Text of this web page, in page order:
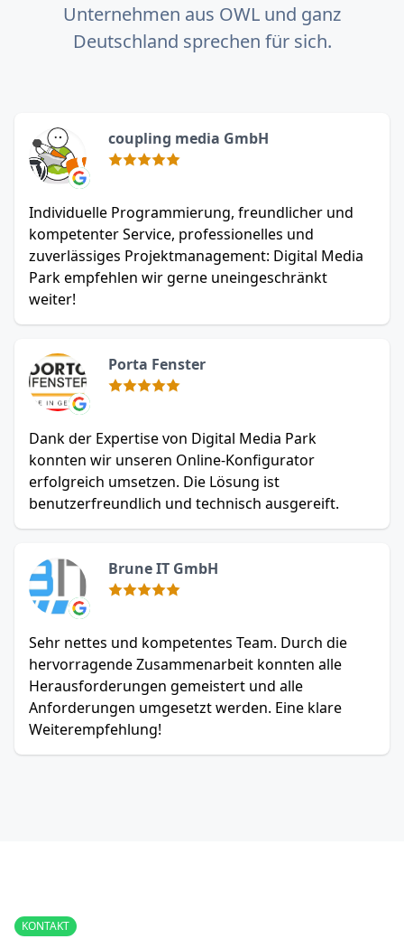
Unternehmen aus OWL und ganz
Deutschland sprechen für sich.
coupling media GmbH
Individuelle Programmierung, freundlicher und
kompetenter Service, professionelles und
zuverlässiges Projektmanagement: Digital Media
Park empfehlen wir gerne uneingeschränkt
weiter!
Porta Fenster
Dank der Expertise von Digital Media Park
konnten wir unseren Online-Konfigurator
erfolgreich umsetzen. Die Lösung ist
benutzerfreundlich und technisch ausgereift.
Brune IT GmbH
Sehr nettes und kompetentes Team. Durch die
hervorragende Zusammenarbeit konnten alle
Herausforderungen gemeistert und alle
Anforderungen umgesetzt werden. Eine klare
Weiterempfehlung!
KONTAKT